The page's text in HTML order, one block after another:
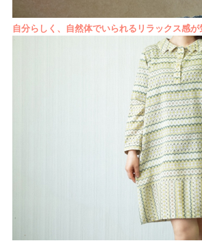
自分らしく、自然体でいられるリラックス感が